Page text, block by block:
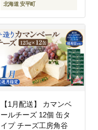
北海道 安平町
【1月配送】 カマンベ
ールチーズ 12個 缶タ
イプ チーズ工房角谷